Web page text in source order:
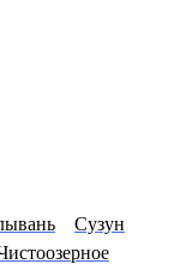
Сузун